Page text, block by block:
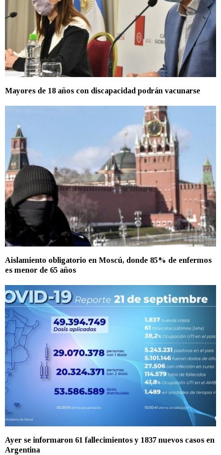
Mayores de 18 años con discapacidad podrán vacunarse
Aislamiento obligatorio en Moscú, donde 85% de enfermos
es menor de 65 años
Ayer se informaron 61 fallecimientos y 1837 nuevos casos en
Argentina